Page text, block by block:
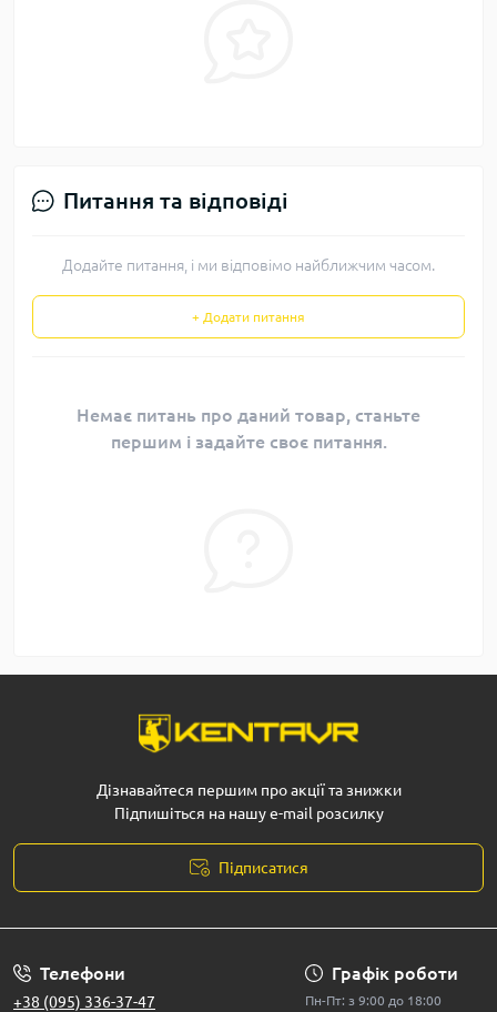
Питання та відповіді
Додайте питання, і ми відповімо найближчим часом.
+ Додати питання
Немає питань про даний товар, станьте
першим і задайте своє питання.
Дізнавайтеся першим про акції та знижки
Підпишіться на нашу e-mail розсилку
Підписатися
Телефони
+38 (095) 336-37-47
Графік роботи
Пн-Пт: з 9:00 до 18:00